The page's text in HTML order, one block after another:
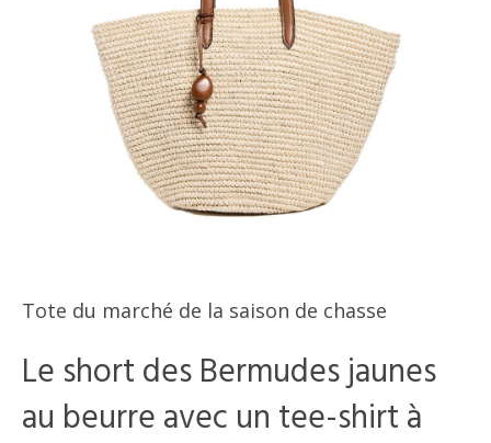
Tote du marché de la saison de chasse
Le short des Bermudes jaunes
au beurre avec un tee-shirt à